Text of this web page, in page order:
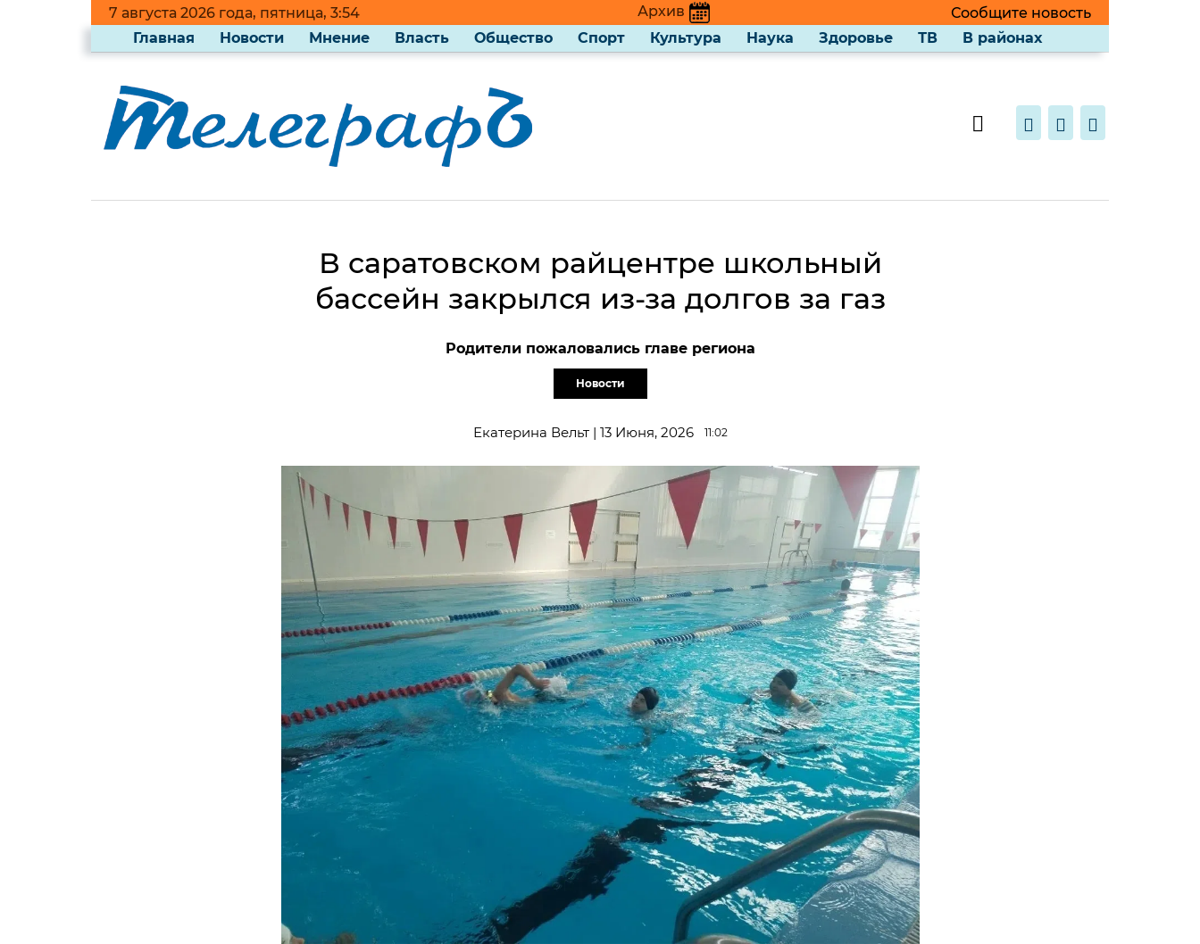
7 августа 2026 года, пятница, 3:54 Архив
Сообщите новость
Главная
Новости Мнение Власть Общество Спорт Культура Наука Здоровье ТВ В районах
В саратовском райцентре школьный
бассейн закрылся из-за долгов за газ
Родители пожаловались главе региона
Новости
Екатерина Вельт | 13 Июня, 2026 11:02